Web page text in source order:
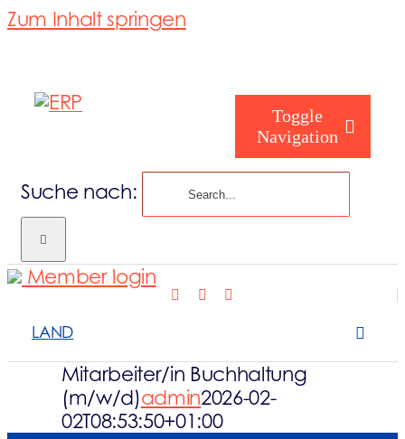
Zum Inhalt springen
Toggle
Navigation
Was gibt es
Suche nach:
LAND
Member login
Mitarbeiter/in Buchhaltung
(m/w/d)admin2026-02-
02T08:53:50+01:00